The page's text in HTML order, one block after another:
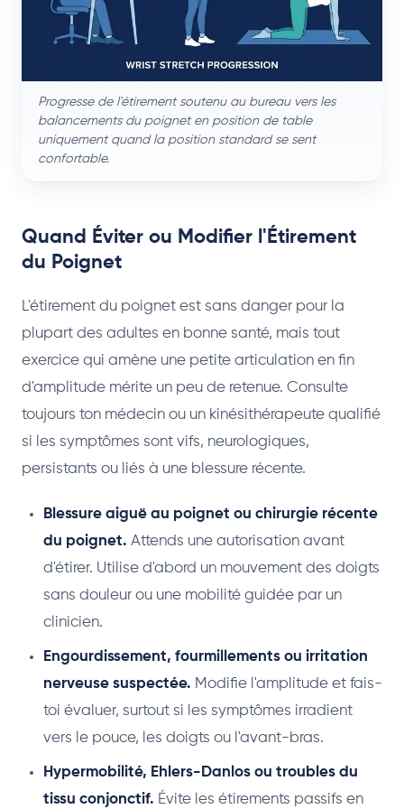
Progresse de l'étirement soutenu au bureau vers les
balancements du poignet en position de table
uniquement quand la position standard se sent
confortable.
Quand Éviter ou Modifier l'Étirement
du Poignet
L'étirement du poignet est sans danger pour la
plupart des adultes en bonne santé, mais tout
exercice qui amène une petite articulation en fin
d'amplitude mérite un peu de retenue. Consulte
toujours ton médecin ou un kinésithérapeute qualifié
si les symptômes sont vifs, neurologiques,
persistants ou liés à une blessure récente.
Blessure aiguë au poignet ou chirurgie récente
du poignet. Attends une autorisation avant
d'étirer. Utilise d'abord un mouvement des doigts
sans douleur ou une mobilité guidée par un
clinicien.
Engourdissement, fourmillements ou irritation
nerveuse suspectée. Modifie l'amplitude et fais-
toi évaluer, surtout si les symptômes irradient
vers le pouce, les doigts ou l'avant-bras.
Hypermobilité, Ehlers-Danlos ou troubles du
tissu conjonctif. Évite les étirements passifs en